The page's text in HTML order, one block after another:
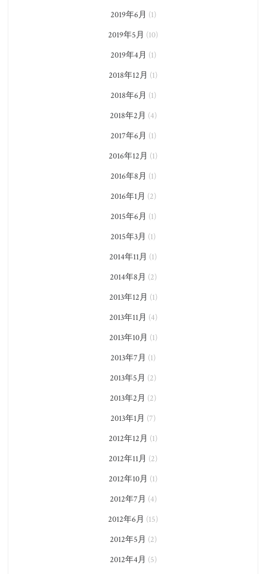
2019年6月 (1)
2019年5月 (10)
2019年4月 (1)
2018年12月 (1)
2018年6月 (1)
2018年2月 (4)
2017年6月 (1)
2016年12月 (1)
2016年8月 (1)
2016年1月 (2)
2015年6月 (1)
2015年3月 (1)
2014年11月 (1)
2014年8月 (2)
2013年12月 (1)
2013年11月 (4)
2013年10月 (1)
2013年7月 (1)
2013年5月 (2)
2013年2月 (2)
2013年1月 (7)
2012年12月 (1)
2012年11月 (2)
2012年10月 (1)
2012年7月 (4)
2012年6月 (15)
2012年5月 (2)
2012年4月 (5)